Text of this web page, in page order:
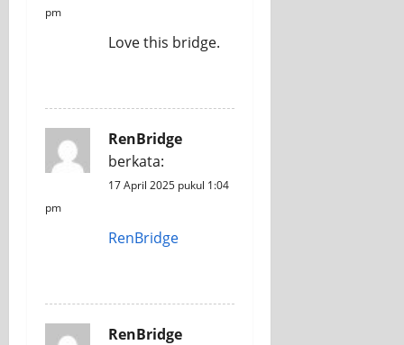
pm
Love this bridge.
RenBridge
berkata:
17 April 2025 pukul 1:04
pm
RenBridge
RenBridge